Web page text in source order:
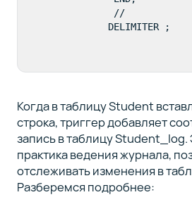
             DELIMITER ;
Когда в таблицу Student
строка, триггер добавляет
запись в таблицу Student_log.
практика ведения журнала,
отслеживать изменения в
Разберемся подробнее: